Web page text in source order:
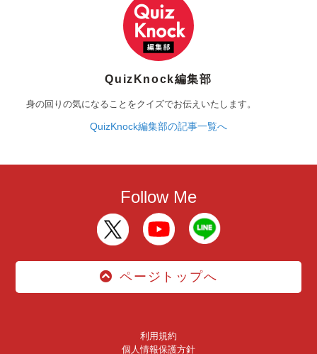
QuizKnock編集部
身の回りの気になることをクイズでお伝えいたします。
QuizKnock編集部の記事一覧へ
Follow Me
ページトップへ
利用規約
個人情報保護方針